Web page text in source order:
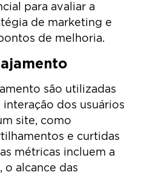
para avaliar a
de marketing e
de melhoria.
são utilizadas
dos usuários
site, como
e curtidas
métricas incluem a
o alcance das